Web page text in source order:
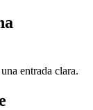
entrada clara.